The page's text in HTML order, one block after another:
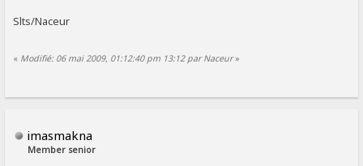
Slts/Naceur
« Modifié: 06 mai 2009, 01:12:40 pm 13:12 par Naceur»
imasmakna
Member senior